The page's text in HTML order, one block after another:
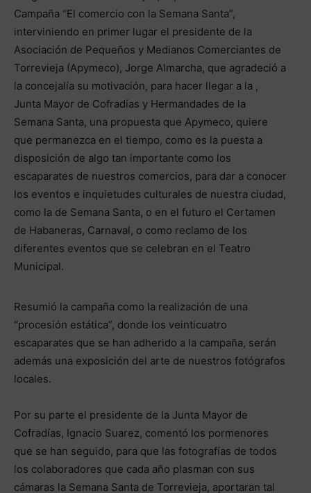
Campaña “El comercio con la Semana Santa”,
interviniendo en primer lugar el presidente de la
Asociación de Pequeños y Medianos Comerciantes de
Torrevieja (Apymeco), Jorge Almarcha, que agradeció a
la concejalía su motivación, para hacer llegar a la ,
Junta Mayor de Cofradías y Hermandades de la
Semana Santa, una propuesta que Apymeco, quiere
que permanezca en el tiempo, como es la puesta a
disposición de algo tan importante como los
escaparates de nuestros comercios, para dar a conocer
los eventos e inquietudes culturales de nuestra ciudad,
como la de Semana Santa, o en el futuro el Certamen
de Habaneras, Carnaval, o como reclamo de los
diferentes eventos que se celebran en el Teatro
Municipal.
Resumió la campaña como la realización de una
“procesión estática”, donde los veinticuatro
escaparates que se han adherido a la campaña, serán
además una exposición del arte de nuestros fotógrafos
locales.
Por su parte el presidente de la Junta Mayor de
Cofradías, Ignacio Suarez, comentó los pormenores
que se han seguido, para que las fotografías de todos
los colaboradores que cada año plasman con sus
cámaras la Semana Santa de Torrevieja, aportaran tal